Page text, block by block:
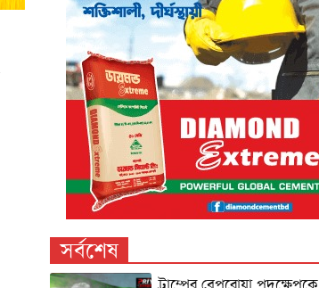
সর্বশেষ
ট্রাম্পের বেপরোয়া পদক্ষেপকে